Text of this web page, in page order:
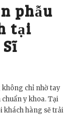
phẫu
tại
không chỉ nhờ tay
y khoa. Tại
khách hàng sẽ trải